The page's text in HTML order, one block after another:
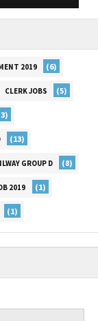
2019 (6)
CLERK JOBS (5)
(13)
GROUP D (8)
2019 (1)
(1)